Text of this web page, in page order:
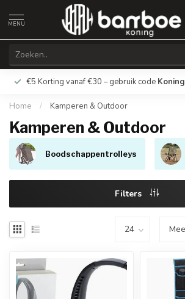
MENU
€5 Korting vanaf €30 – gebruik code Koning
Home / Kamperen & Outdoor
Kamperen & Outdoor
Boodschappentrolleys
Filters